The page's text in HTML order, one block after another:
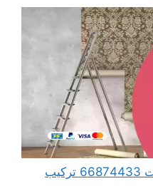
فني تركيب ورق جدران الكويت 66874433 تركيب